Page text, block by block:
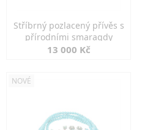
Stříbrný pozlacený přívěs s
přírodními smaragdy
13 000 Kč
NOVÉ